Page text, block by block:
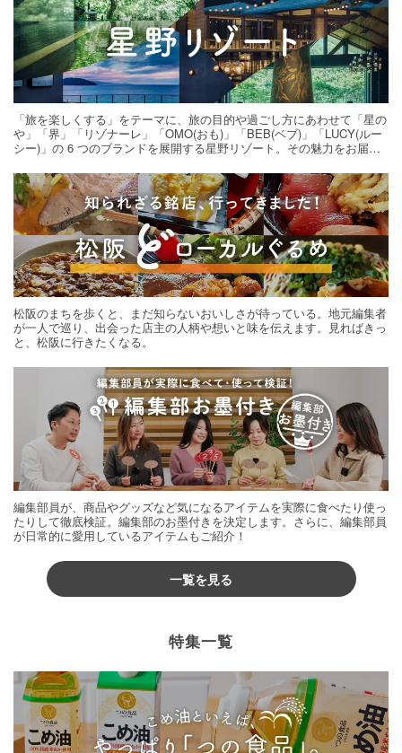
「旅を楽しくする」をテーマに、旅の目的や過ごし方にあわせて「星の
や」「界」「リゾナーレ」「OMO(おも)」「BEB(ベブ)」「LUCY(ルー
シー)」の 6 つのブランドを展開する星野リゾート。その魅力をお届け
松阪のまちを歩くと、まだ知らないおいしさが待っている。地元編集者
が一人で巡り、出会った店主の人柄や想いと味を伝えます。見ればきっ
と、松阪に行きたくなる。
編集部員が、商品やグッズなど気になるアイテムを実際に食べたり使っ
たりして徹底検証。編集部のお墨付きを決定します。さらに、編集部員
が日常的に愛用しているアイテムもご紹介！
一覧を見る
特集一覧